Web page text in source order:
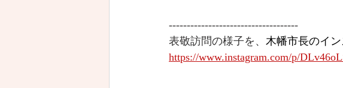
------------------------------------
表敬訪問の様子を、 木幡市長のイ
https://www.instagram.com/p/